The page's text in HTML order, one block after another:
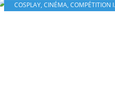
COSPLAY, CINÉMA, COMPÉTITION INTERNATIONALE